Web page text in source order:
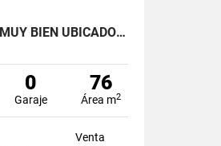
LINDO APARTAMENTO MUY BIEN UBICADO EN LA CASTELLANA
0
Garaje
76
Área m2
Venta